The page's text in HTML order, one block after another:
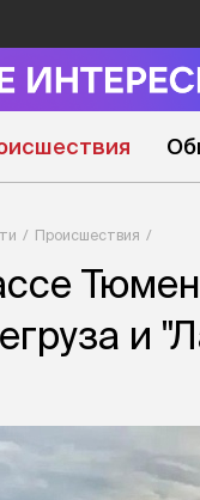
Происшествия
и